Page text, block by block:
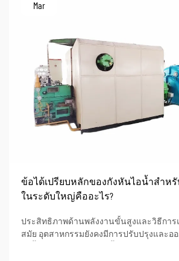
Mar
ข้อได้เปรียบหลักของกังหันไอน้ำสำห
ในระดับใหญ่คืออะไร?
ประสิทธิภาพด้านพลังงานขั้นสูงและวิธีกา
สมัย อุตสาหกรรมยังคงมีการปรับปรุงและอ